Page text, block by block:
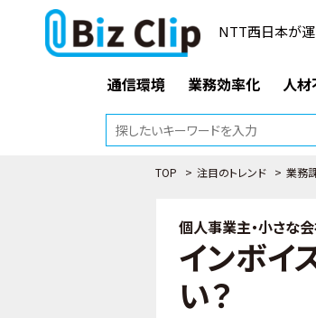
NTT西日本が運
通信環境 業務効率化 人
TOP > 注目のトレンド > 業務
個人事業主・小さな
インボイ
い？